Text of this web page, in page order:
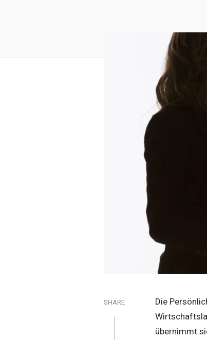
SHARE
Die
übernimmt